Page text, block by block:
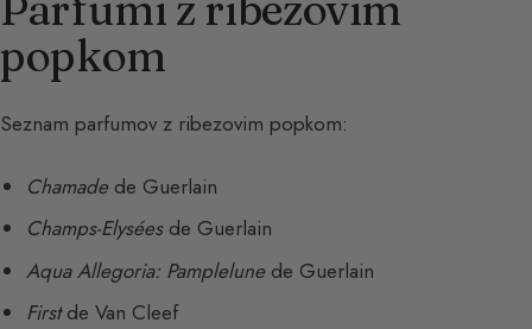
popkom
Seznam parfumov z ribezovim popkom:
Chamadede Guerlain
Champs-Elyséesde Guerlain
Aqua Allegoria: Pamplelunede Guerlain
Firstde Van Cleef